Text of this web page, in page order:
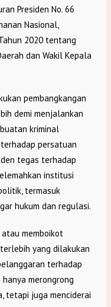
Presiden No. 66
Nasional,
2020 tentang
dan Wakil Kepala
pembangkangan
demi menjalankan
kriminal
persatuan
tegas terhadap
institusi
termasuk
hukum dan regulasi.
memboikot
yang dilakukan
terhadap
merongrong
tetapi juga menciderai